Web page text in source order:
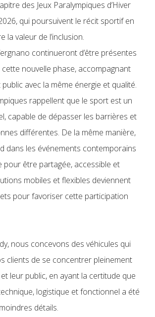
des Jeux Paralympiques d’Hiver
qui poursuivent le récit sportif en
la valeur de l’inclusion.
continueront d’être présentes
nouvelle phase, accompagnant
avec la même énergie et qualité.
rappellent que le sport est un
capable de dépasser les barrières et
différentes. De la même manière,
dans les événements contemporains
pour être partagée, accessible et
mobiles et flexibles deviennent
pour favoriser cette participation
nous concevons des véhicules qui
clients de se concentrer pleinement
leur public, en ayant la certitude que
logistique et fonctionnel a été
détails.